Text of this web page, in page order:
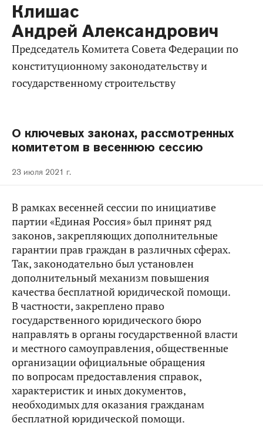
Клишас
Андрей Александрович
Председатель Комитета Совета Федерации по
конституционному законодательству и
государственному строительству
О ключевых законах, рассмотренных
комитетом в весеннюю сессию
23 июля 2021 г.
В рамках весенней сессии по инициативе
партии «Единая Россия» был принят ряд
законов, закрепляющих дополнительные
гарантии прав граждан в различных сферах.
Так, законодательно был установлен
дополнительный механизм повышения
качества бесплатной юридической помощи.
В частности, закреплено право
государственного юридического бюро
направлять в органы государственной власти
и местного самоуправления, общественные
организации официальные обращения
по вопросам предоставления справок,
характеристик и иных документов,
необходимых для оказания гражданам
бесплатной юридической помощи.